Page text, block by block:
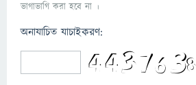
ভাগাভাগি করা হবে না ।
অনাযাচিত যাচাইকরণ: